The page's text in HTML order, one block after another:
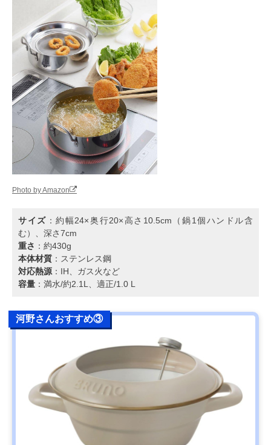
Photo by Amazon
サイズ ：約幅24×奥行20×高さ10.5cm（鍋1個ハンドル含
む）、深さ7cm
重さ ：約430g
本体材質 ：ステンレス鋼
対応熱源 ：IH、ガス火など
容量 ：満水/約2.1L、適正/1.0 L
河野さんおすすめ③